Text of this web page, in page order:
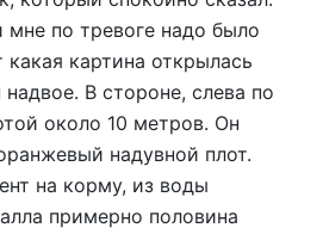
по тревоге надо было
картина открылась
В стороне, слева по
около 10 метров. Он
надувной плот.
на корму, из воды
примерно половина